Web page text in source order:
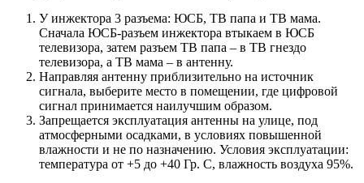
У инжектора 3 разъема: ЮСБ, ТВ папа и ТВ мама.
Сначала ЮСБ-разъем инжектора втыкаем в ЮСБ
телевизора, затем разъем ТВ папа – в ТВ гнездо
телевизора, а ТВ мама – в антенну.
Направляя антенну приблизительно на источник
сигнала, выберите место в помещении, где цифровой
сигнал принимается наилучшим образом.
Запрещается эксплуатация антенны на улице, под
атмосферными осадками, в условиях повышенной
влажности и не по назначению. Условия эксплуатации:
температура от +5 до +40 Гр. С, влажность воздуха 95%.